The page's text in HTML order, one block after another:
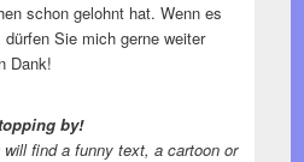
schon gelohnt hat. Wenn es
Sie mich gerne weiter
Dank!
by!
find a funny text, a cartoon or